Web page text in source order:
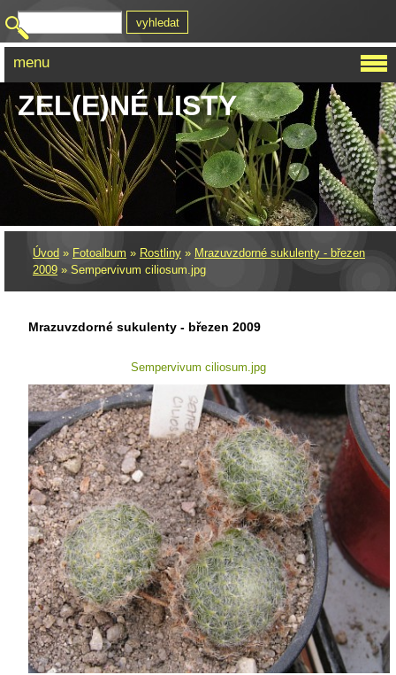
ZEL(E)NÉ LISTY
Úvod » Fotoalbum » Rostliny » Mrazuvzdorné sukulenty - březen
2009 » Sempervivum ciliosum.jpg
Mrazuvzdorné sukulenty - březen 2009
Sempervivum ciliosum.jpg
menu